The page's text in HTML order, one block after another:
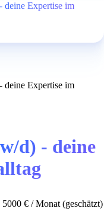
deine Expertise im
deine Expertise im
d) - deine
€ / Monat (geschätzt)